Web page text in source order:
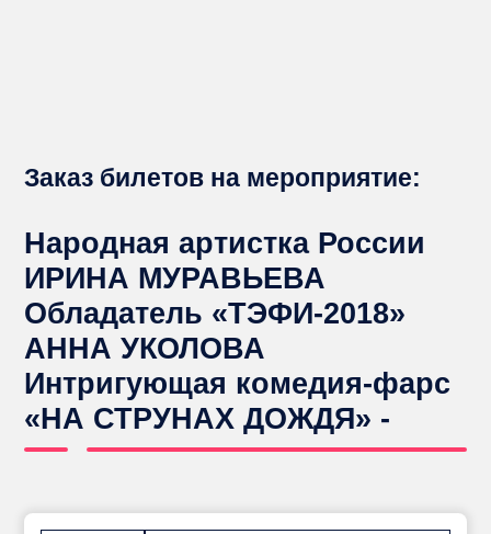
Заказ билетов на мероприятие:
Народная артистка России
ИРИНА МУРАВЬЕВА
Обладатель «ТЭФИ-2018»
АННА УКОЛОВА
Интригующая комедия-фарс
«НА СТРУНАХ ДОЖДЯ» -